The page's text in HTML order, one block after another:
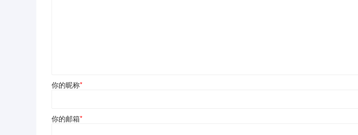
你的昵称*
你的邮箱*